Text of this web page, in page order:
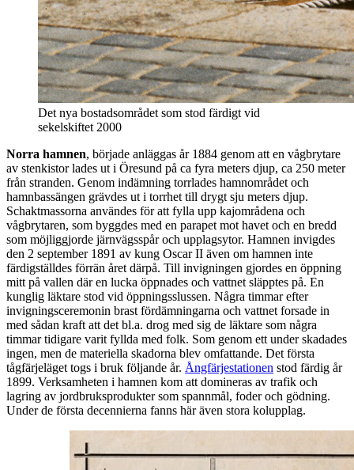
Det nya bostadsområdet som stod färdigt vid
sekelskiftet 2000
Norra hamnen, började anläggas år 1884 genom att en vågbrytare
av stenkistor lades ut i Öresund på ca fyra meters djup, ca 250 meter
från stranden. Genom indämning torrlades hamnområdet och
hamnbassängen grävdes ut i torrhet till drygt sju meters djup.
Schaktmassorna användes för att fylla upp kajområdena och
vågbrytaren, som byggdes med en parapet mot havet och en bredd
som möjliggjorde järnvägsspår och upplagsytor. Hamnen invigdes
den 2 september 1891 av kung Oscar II även om hamnen inte
färdigställdes förrän året därpå. Till invigningen gjordes en öppning
mitt på vallen där en lucka öppnades och vattnet släpptes på. En
kunglig läktare stod vid öppningsslussen. Några timmar efter
invigningsceremonin brast fördämningarna och vattnet forsade in
med sådan kraft att det bl.a. drog med sig de läktare som några
timmar tidigare varit fyllda med folk. Som genom ett under skadades
ingen, men de materiella skadorna blev omfattande. Det första
tågfärjeläget togs i bruk följande år. Ångfärjestationen stod färdig år
1899. Verksamheten i hamnen kom att domineras av trafik och
lagring av jordbruksprodukter som spannmål, foder och gödning.
Under de första decennierna fanns här även stora kolupplag.